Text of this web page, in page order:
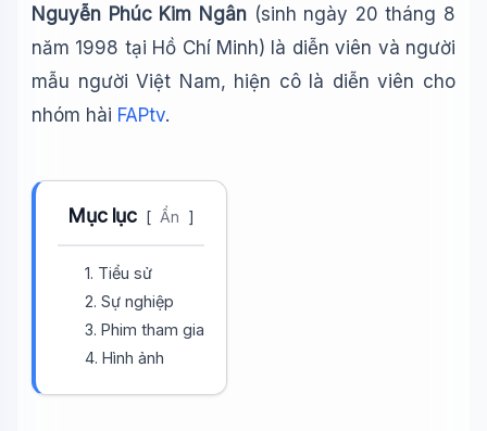
Nguyễn Phúc Kim Ngân(sinh ngày 20 tháng 8
năm 1998 tại Hồ Chí Minh) là diễn viên và người
mẫu người Việt Nam, hiện cô là diễn viên cho
nhóm hài FAPtv.
Mục lục [ Ẩn ]
1. Tiểu sử
2. Sự nghiệp
3. Phim tham gia
4. Hình ảnh
Xin chào!
Tôi là trợ lý AI của TuDienWiki. Hãy hỏi tôi bất kỳ điều gì
về các bài viết trên Wiki!
🪐 Sao Mộc là gì?
🔬 Albert Einstein